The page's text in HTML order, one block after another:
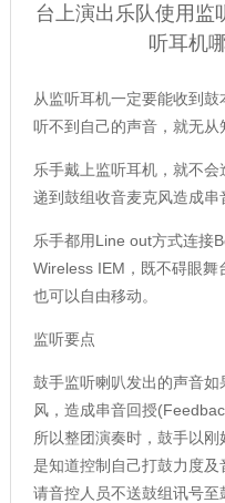
台上演出乐队使用监
听耳机
从监听耳机一定要能收到
听不到自己的声音，就无从
乐手戴上监听耳机，就不
递到鼓组收音麦克风造成串
乐手都用Line out方式连接
Wireless IEM，既不碍眼
也可以自由移动。
监听要点
鼓手监听喇叭发出的声音
风，造成串音回授
所以整团演奏时，鼓手以
是知道控制自己打鼓力度
请音控人员不送鼓组讯号